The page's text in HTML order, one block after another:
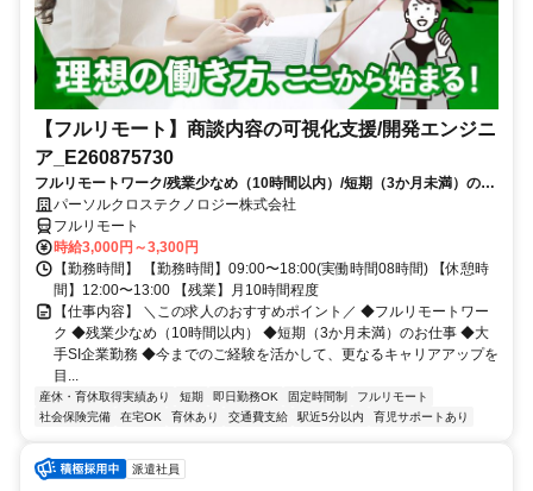
【フルリモート】商談内容の可視化支援/開発エンジニ
ア_E260875730
フルリモートワーク/残業少なめ（10時間以内）/短期（3か月未満）のお
仕事/大手SI企業勤務/今までのご経験を活かして、更なるキャリアアップ
を目指せます
パーソルクロステクノロジー株式会社
フルリモート
時給3,000円～3,300円
【勤務時間】 【勤務時間】09:00〜18:00(実働時間08時間) 【休憩時
間】12:00〜13:00 【残業】月10時間程度
【仕事内容】 ＼この求人のおすすめポイント／ ◆フルリモートワー
ク ◆残業少なめ（10時間以内） ◆短期（3か月未満）のお仕事 ◆大
手SI企業勤務 ◆今までのご経験を活かして、更なるキャリアアップを
目...
産休・育休取得実績あり 短期 即日勤務OK 固定時間制
フルリモート
社会保険完備
在宅OK 育休あり 交通費支給 駅近5分以内 育児サポートあり
派遣社員